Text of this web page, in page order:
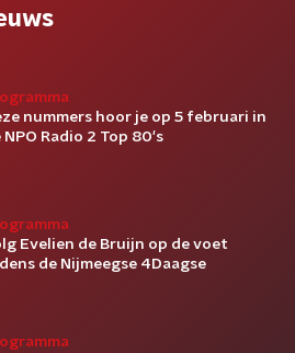
nummers hoor je op 5 februari in
NPO Radio 2 Top 80's
Evelien de Bruijn op de voet
de Nijmeegse 4Daagse